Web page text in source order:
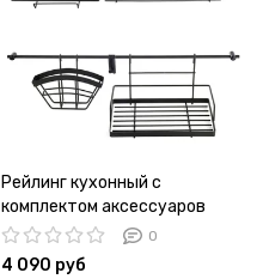
Рейлинг кухонный с
комплектом аксессуаров
Kamille KM 8862
0
4 090 руб